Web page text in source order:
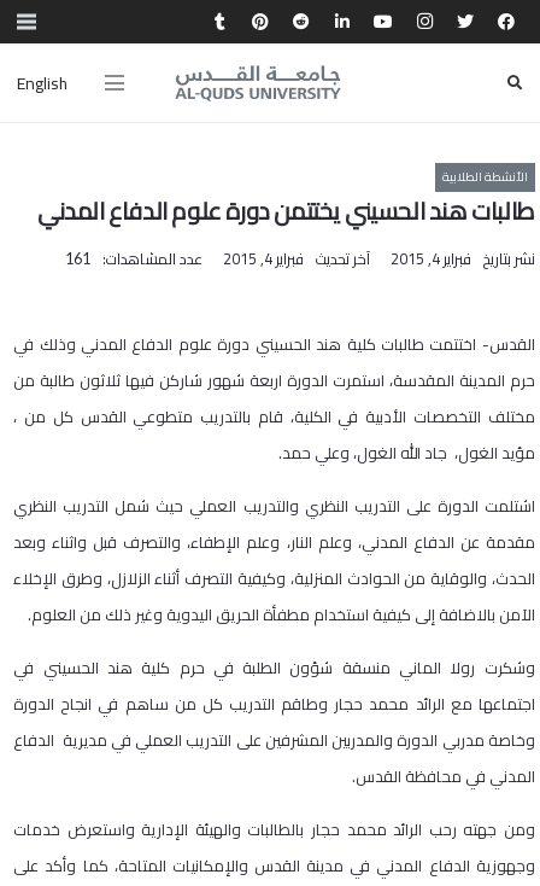
English
الأنشطة الطلابية
طالبات هند الحسيني يختتمن دورة علوم الدفاع المدني
نشر بتاريخ فبراير 4, 2015 آخر تحديث فبراير 4, 2015 عدد المشاهدات: 161
​القدس- اختتمت طالبات كلية هند الحسيني دورة علوم الدفاع المدني وذلك في
حرم المدينة المقدسة، استمرت الدورة اربعة شهور شاركن فيها ثلاثون طالبة من
مختلف التخصصات الأدبية في الكلية، قام بالتدريب متطوعي القدس كل من ،
مؤيد الغول، جاد الله الغول، وعلي حمد.
اشتلمت الدورة على التدريب النظري والتدريب العملي حيث شمل التدريب النظري
مقدمة عن الدفاع المدني، وعلم النار، وعلم الإطفاء، والتصرف قبل واثناء وبعد
الحدث، والوقاية من الحوادث المنزلية، وكيفية التصرف أثناء الزلازل، وطرق الإخلاء
الآمن بالاضافة إلى كيفية استخدام مطفأة الحريق اليدوية وغير ذلك من العلوم.
وشكرت رولا الماني منسقة شؤون الطلبة في حرم كلية هند الحسيني في
اجتماعها مع الرائد محمد حجار وطاقم التدريب كل من ساهم في انجاح الدورة
وخاصة مدربي الدورة والمدربين المشرفين على التدريب العملي في مديرية الدفاع
المدني في محافظة القدس.
ومن جهته رحب الرائد محمد حجار بالطالبات والهيئة الإدارية واستعرض خدمات
وجهوزية الدفاع المدني في مدينة القدس والإمكانيات المتاحة، كما وأكد على